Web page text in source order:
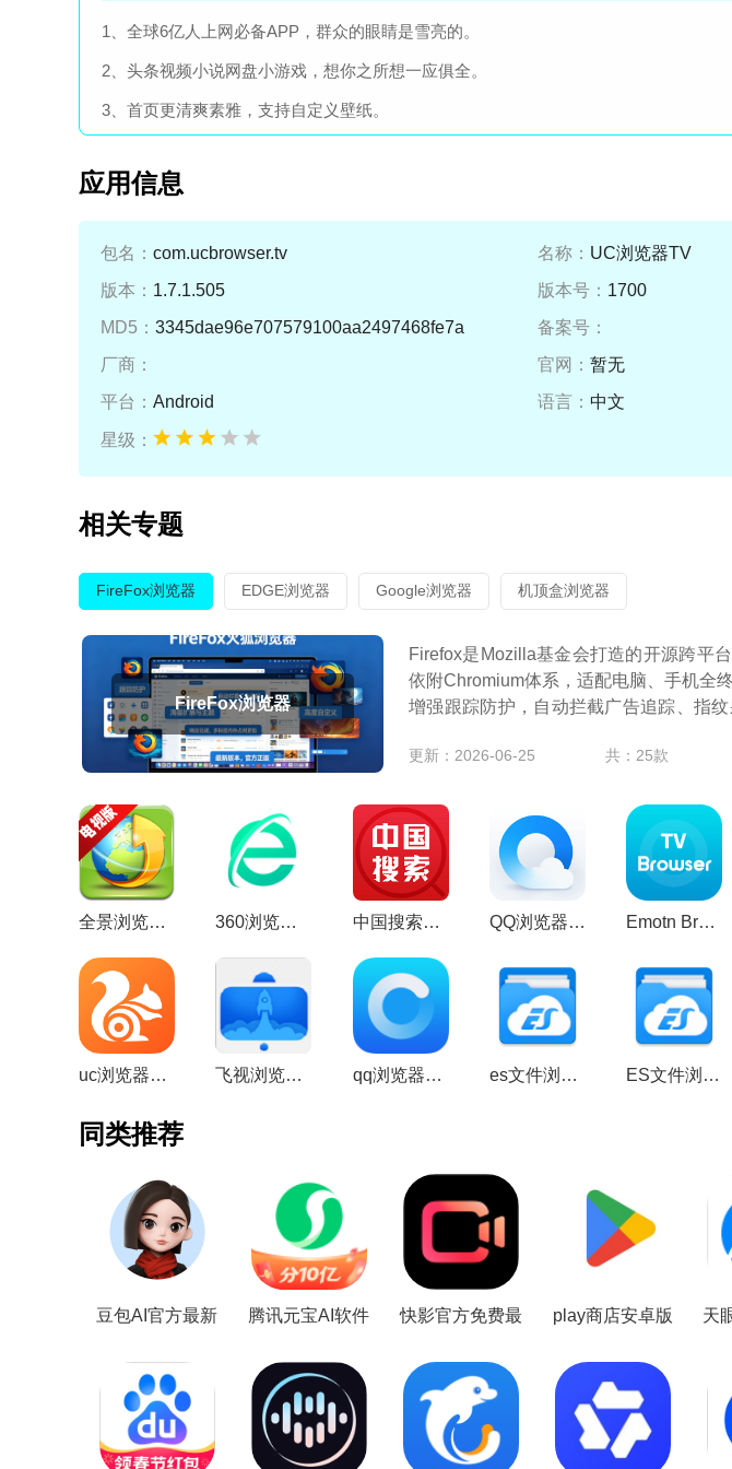
1、全球6亿人上网必备APP，群众的眼睛是雪亮的。
2、头条视频小说网盘小游戏，想你之所想一应俱全。
3、首页更清爽素雅，支持自定义壁纸。
应用信息
包名： com.ucbrowser.tv 名称： UC浏览器TV
版本： 1.7.1.505 版本号： 1700
MD5： 3345dae96e707579100aa2497468fe7a
备案号：
厂商：
官网： 暂无
平台： Android 语言： 中文
星级：
相关专题
FireFox浏览器 EDGE浏览器 Google浏览器 机顶盒浏览器
FireFox浏览器
Firefox是Mozilla基金会打造的开源跨平
依附Chromium体系，适配电脑、手机全
增强跟踪防护，自动拦截广告追踪、指
更新：2026-06-25 共：25款
全景浏览器apk电视版最新版v8.0.770安卓版 360浏览器国际版app2026手机版v10.1.7.145没有广告版 中国搜索浏览器2026官方最新版v5.3.8安卓版 QQ浏览器手表版免登录版(QQ Browser)v1.2.0.0091最新版 Emotn Browser艾蒙顿浏览器tv版最新版v1.0.0.3官方安卓版
uc浏览器投屏版本安卓版V13.8.1.1162精简版 飞视浏览器电视定制版本apkv4.41横屏版 qq浏览器海信电视定制版v4.0.194TV提取版 es文件浏览器车机版本2026版v4.4.3.3最新版 ES文件浏览器app2026官方版v4.4.3.4最新版本
同类推荐
豆包AI官方最新
版
腾讯元宝AI软件 快影官方免费最
新版
play商店安卓版
(GooglePlay商
店)
天